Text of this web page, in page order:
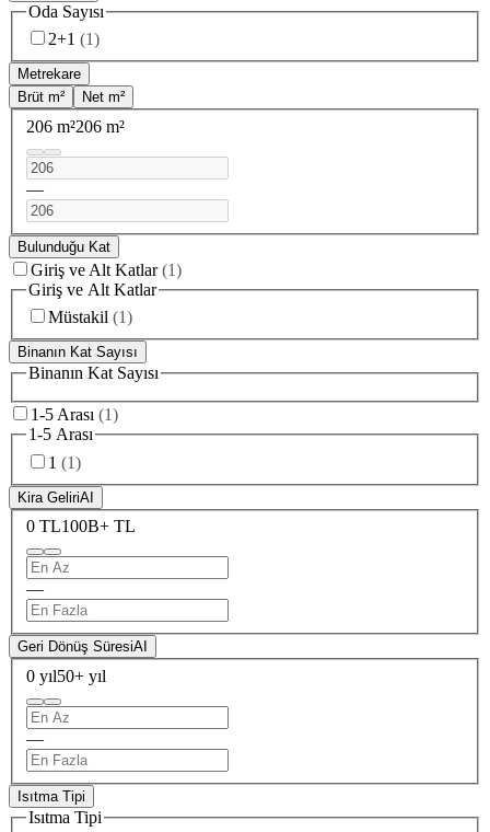
Oda Sayısı
2+1 (1)
Metrekare
Brüt m²
Net m²
206 m²206 m²
—
Bulunduğu Kat
Giriş ve Alt Katlar (1)
Giriş ve Alt Katlar
Müstakil (1)
Binanın Kat Sayısı
Binanın Kat Sayısı
1-5 Arası (1)
1-5 Arası
1 (1)
Kira GeliriAI
0 TL100B+ TL
—
Geri Dönüş SüresiAI
0 yıl50+ yıl
—
Isıtma Tipi
Isıtma Tipi